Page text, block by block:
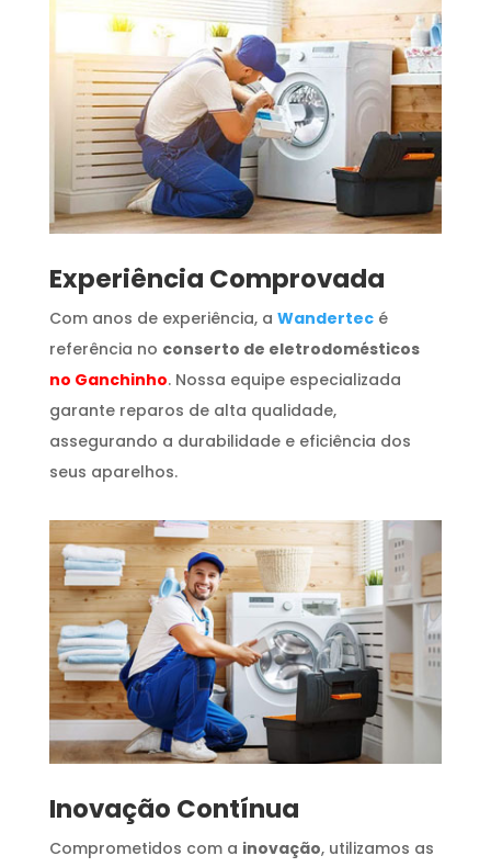
​Experiência Comprovada
Com anos de experiência, a Wandertecé
referência no conserto de eletrodomésticos
no Ganchinho. Nossa equipe especializada
garante reparos de alta qualidade,
assegurando a durabilidade e eficiência dos
seus aparelhos.
Inovação Contínua
Comprometidos com a inovação, utilizamos as